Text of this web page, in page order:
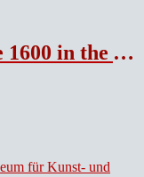
of Chicago